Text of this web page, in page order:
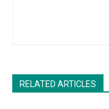
RELATED ARTICLES